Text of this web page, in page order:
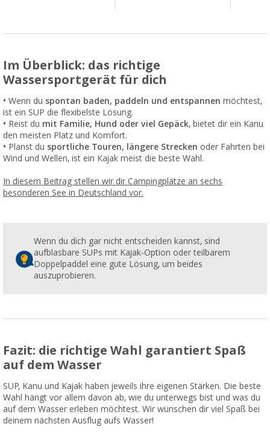
Im Überblick: das richtige
Wassersportgerät für dich
• Wenn du spontan baden, paddeln und entspannen möchtest,
ist ein SUP die flexibelste Lösung.
• Reist du mit Familie, Hund oder viel Gepäck, bietet dir ein Kanu
den meisten Platz und Komfort.
• Planst du sportliche Touren, längere Strecken oder Fahrten bei
Wind und Wellen, ist ein Kajak meist die beste Wahl.
In diesem Beitrag stellen wir dir Campingplätze an sechs
besonderen See in Deutschland vor.
Wenn du dich gar nicht entscheiden kannst, sind
aufblasbare SUPs mit Kajak-Option oder teilbarem
Doppelpaddel eine gute Lösung, um beides
auszuprobieren.
Fazit: die richtige Wahl garantiert Spaß
auf dem Wasser
SUP, Kanu und Kajak haben jeweils ihre eigenen Stärken. Die beste
Wahl hängt vor allem davon ab, wie du unterwegs bist und was du
auf dem Wasser erleben möchtest. Wir wünschen dir viel Spaß bei
deinem nächsten Ausflug aufs Wasser!